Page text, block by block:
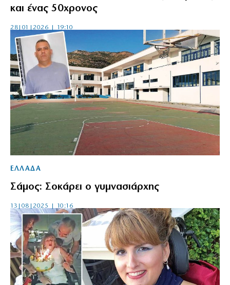
και ένας 50χρονος
28|01|2026 | 19:10
ΕΛΛΑΔΑ
Σάμος: Σοκάρει ο γυμνασιάρχης
13|08|2025 | 10:16